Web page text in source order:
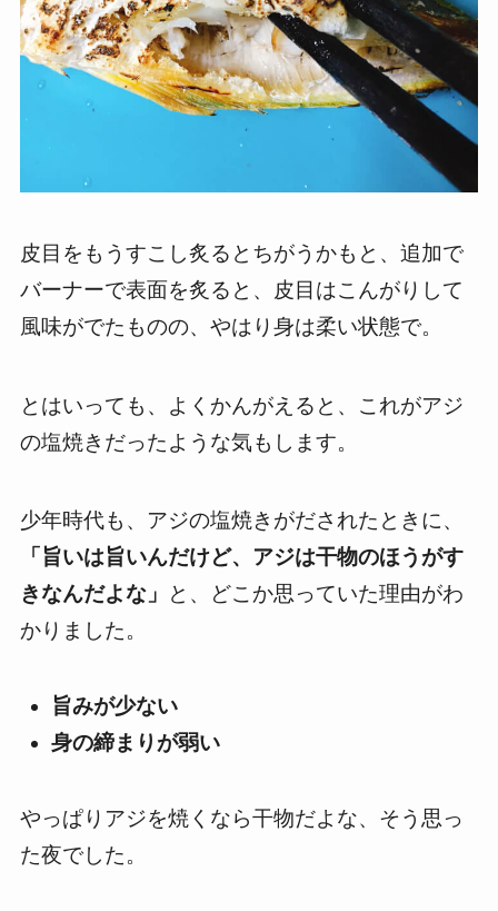
皮目をもうすこし炙るとちがうかもと、追加で
バーナーで表面を炙ると、皮目はこんがりして
風味がでたものの、やはり身は柔い状態で。
とはいっても、よくかんがえると、これがアジ
の塩焼きだったような気もします。
少年時代も、アジの塩焼きがだされたときに、
「旨いは旨いんだけど、アジは干物のほうがす
きなんだよな」
と、どこか思っていた理由がわ
かりました。
旨みが少ない
身の締まりが弱い
やっぱりアジを焼くなら干物だよな、そう思っ
た夜でした。